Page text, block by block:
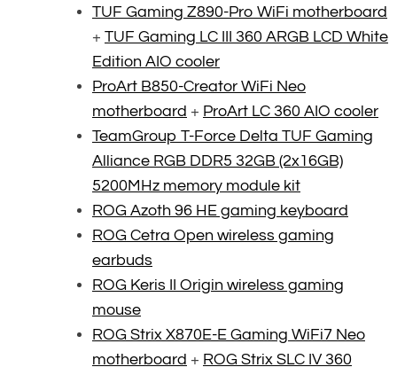
TUF Gaming Z890-Pro WiFi motherboard
+ TUF Gaming LC III 360 ARGB LCD White
Edition AIO cooler
ProArt B850-Creator WiFi Neo
motherboard + ProArt LC 360 AIO cooler
TeamGroup T-Force Delta TUF Gaming
Alliance RGB DDR5 32GB (2x16GB)
5200MHz memory module kit
ROG Azoth 96 HE gaming keyboard
ROG Cetra Open wireless gaming
earbuds
ROG Keris II Origin wireless gaming
mouse
ROG Strix X870E-E Gaming WiFi7 Neo
motherboard + ROG Strix SLC IV 360